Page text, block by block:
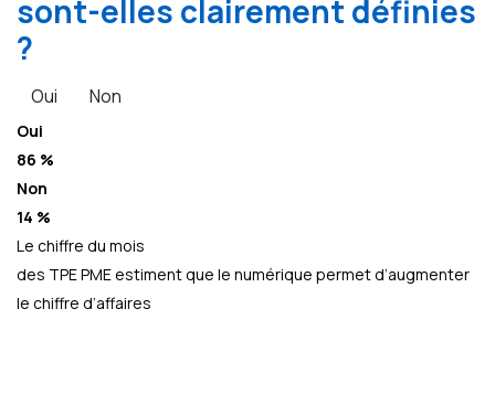
sont-elles clairement définies
?
Oui Non
Oui
86 %
Non
14 %
Le chiffre du mois
des TPE PME estiment que le numérique permet d’augmenter
le chiffre d’affaires